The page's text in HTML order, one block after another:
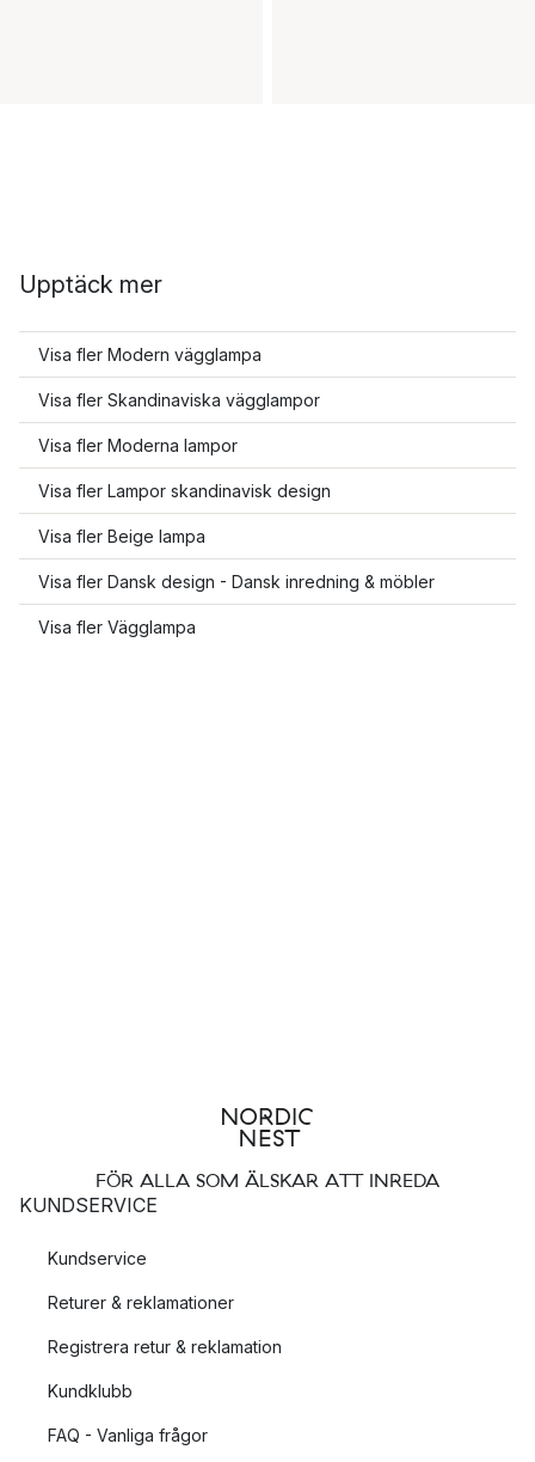
Upptäck mer
Visa fler Modern vägglampa
Visa fler Skandinaviska vägglampor
Visa fler Moderna lampor
Visa fler Lampor skandinavisk design
Visa fler Beige lampa
Visa fler Dansk design - Dansk inredning & möbler
Visa fler Vägglampa
FÖR ALLA SOM ÄLSKAR ATT INREDA
KUNDSERVICE
Kundservice
Returer & reklamationer
Registrera retur & reklamation
Kundklubb
FAQ - Vanliga frågor